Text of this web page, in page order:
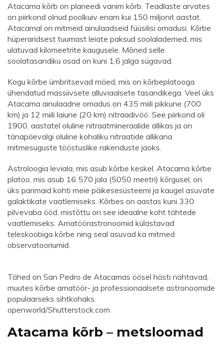
Atacama kõrb on planeedi vanim kõrb. Teadlaste arvates
on piirkond olnud poolkuiv enam kui 150 miljonit aastat.
Atacamal on mitmeid ainulaadseid füüsilisi omadusi. Kõrbe
hüperaridsest tuumast leiate paksud soolalademed, mis
ulatuvad kilomeetrite kaugusele. Mõned selle
soolatasandiku osad on kuni 1,6 jalga sügavad.
Kogu kõrbe ümbritsevad mäed, mis on kõrbeplatooga
ühendatud massiivsete alluviaalsete tasandikega. Veel üks
Atacama ainulaadne omadus on 435 miili pikkune (700
km) ja 12 miili laiune (20 km) nitraadivöö. See piirkond oli
1900. aastatel oluline nitraatmineraalide allikas ja on
tänapäevalgi oluline kohaliku nitraatide allikana
mitmesuguste tööstuslike rakenduste jaoks.
Astroloogia leviala, mis asub kõrbe keskel. Atacama kõrbe
platoo, mis asub 16 570 jala (5050 meetri) kõrgusel, on
üks parimaid kohti meie päikesesüsteemi ja kaugel asuvate
galaktikate vaatlemiseks. Kõrbes on aastas kuni 330
pilvevaba ööd, mistõttu on see ideaalne koht tähtede
vaatlemiseks. Amatöörastronoomid külastavad
teleskoobiga kõrbe ning seal asuvad ka mitmed
observatooriumid.
Tähed on San Pedro de Atacamas öösel hästi nähtavad,
muutes kõrbe amatöör- ja professionaalsete astronoomide
populaarseks sihtkohaks.
openworld/Shutterstock.com
Atacama kõrb – metsloomad